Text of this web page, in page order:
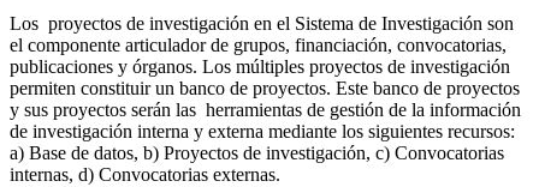
Los proyectos de investigación en el Sistema de Investigación son
el componente articulador de grupos, financiación, convocatorias,
publicaciones y órganos. Los múltiples proyectos de investigación
permiten constituir un banco de proyectos. Este banco de proyectos
y sus proyectos serán las herramientas de gestión de la información
de investigación interna y externa mediante los siguientes recursos:
a) Base de datos, b) Proyectos de investigación, c) Convocatorias
internas, d) Convocatorias externas.